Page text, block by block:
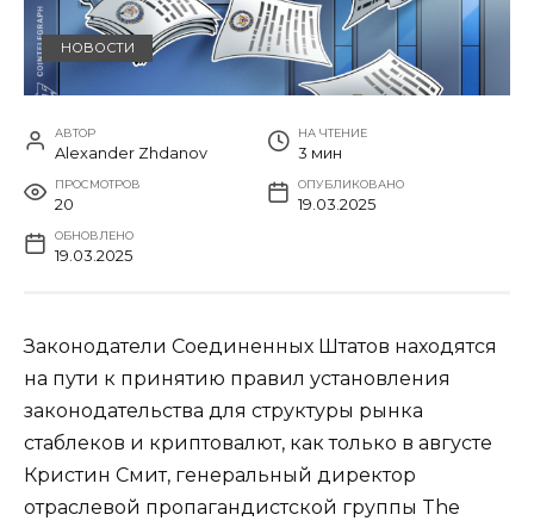
НОВОСТИ
АВТОР
Alexander Zhdanov
НА ЧТЕНИЕ
3 мин
ПРОСМОТРОВ
20
ОПУБЛИКОВАНО
19.03.2025
ОБНОВЛЕНО
19.03.2025
Законодатели Соединенных Штатов находятся
на пути к принятию правил установления
законодательства для структуры рынка
стаблеков и криптовалют, как только в августе
Кристин Смит, генеральный директор
отраслевой пропагандистской группы The